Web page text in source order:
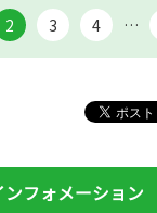
2 3 4 …
ンフォメーション